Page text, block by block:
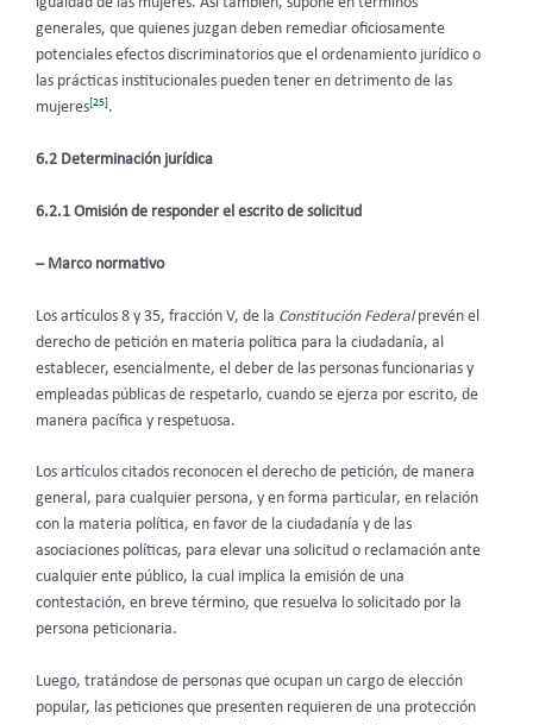
generales, que quienes juzgan deben remediar oficiosamente
potenciales efectos discriminatorios que el ordenamiento jurídico o
las prácticas institucionales pueden tener en detrimento de las
mujeres[25].
6.2 Determinación jurídica
6.2.1 Omisión de responder el escrito de solicitud
– Marco normativo
Los artículos 8 y 35, fracción V, de la Constitución Federalprevén el
derecho de petición en materia política para la ciudadanía, al
establecer, esencialmente, el deber de las personas funcionarias y
empleadas públicas de respetarlo, cuando se ejerza por escrito, de
manera pacífica y respetuosa.
Los artículos citados reconocen el derecho de petición, de manera
general, para cualquier persona, y en forma particular, en relación
con la materia política, en favor de la ciudadanía y de las
asociaciones políticas, para elevar una solicitud o reclamación ante
cualquier ente público, la cual implica la emisión de una
contestación, en breve término, que resuelva lo solicitado por la
persona peticionaria.
Luego, tratándose de personas que ocupan un cargo de elección
popular, las peticiones que presenten requieren de una protección